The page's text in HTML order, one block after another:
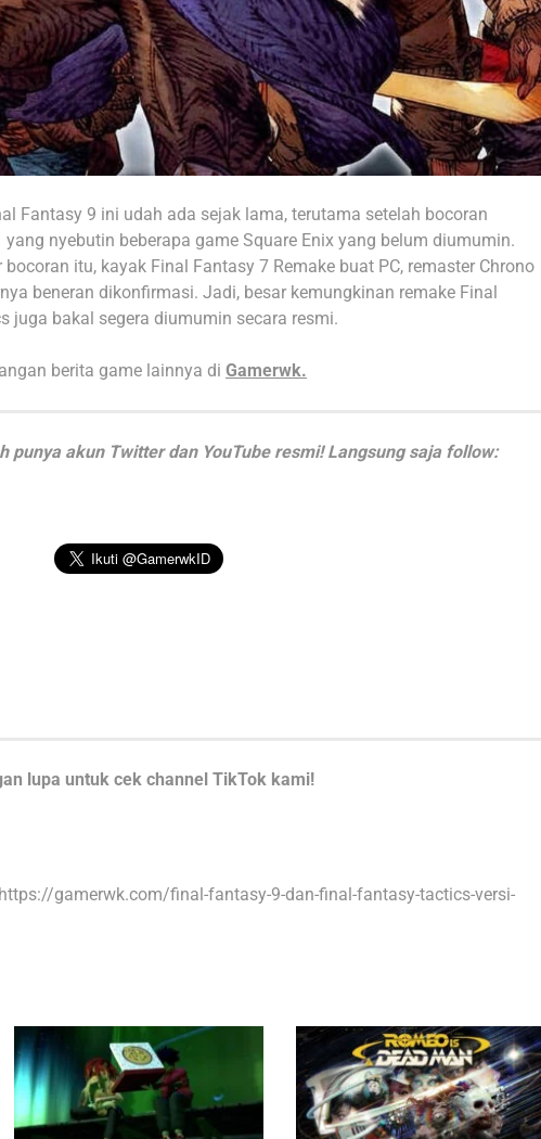
Fantasy 9 ini udah ada sejak lama, terutama setelah bocoran
nyebutin beberapa game Square Enix yang belum diumumin.
itu, kayak Final Fantasy 7 Remake buat PC, remaster Chrono
beneran dikonfirmasi. Jadi, besar kemungkinan remake Final
juga bakal segera diumumin secara resmi.
berita game lainnya di Gamerwk.
punya akun Twitter dan YouTube resmi! Langsung saja follow:
lupa untuk cek channel TikTok kami!
gamerwk.com/final-fantasy-9-dan-final-fantasy-tactics-versi-